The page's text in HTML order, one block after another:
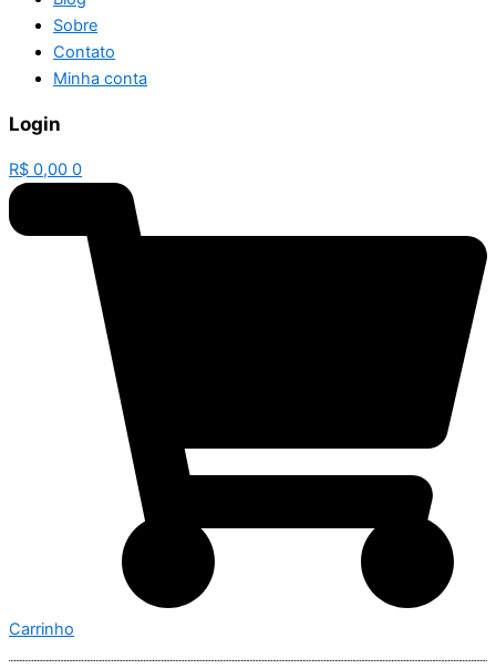
Sobre
Contato
Minha conta
Login
R$ 0,00 0
Carrinho